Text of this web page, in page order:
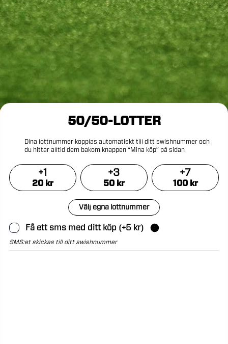
50/50-LOTTER
Dina lottnummer kopplas automatiskt till ditt swishnummer och
du hittar alltid dem bakom knappen “Mina köp” på sidan
+1
20kr
+3
50kr
+7
100kr
Välj egna lottnummer
Få ett sms med ditt köp(+5 kr)
SMS:et skickas till ditt swishnummer